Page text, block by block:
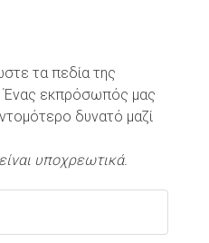
τα πεδία της
Ένας εκπρόσωπός μας
δυνατό μαζί
υποχρεωτικά.